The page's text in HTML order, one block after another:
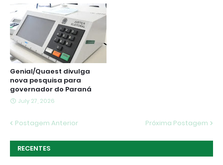
Genial/Quaest divulga
nova pesquisa para
governador do Paraná
July 27, 2026
Postagem Anterior Próxima Postagem
RECENTES